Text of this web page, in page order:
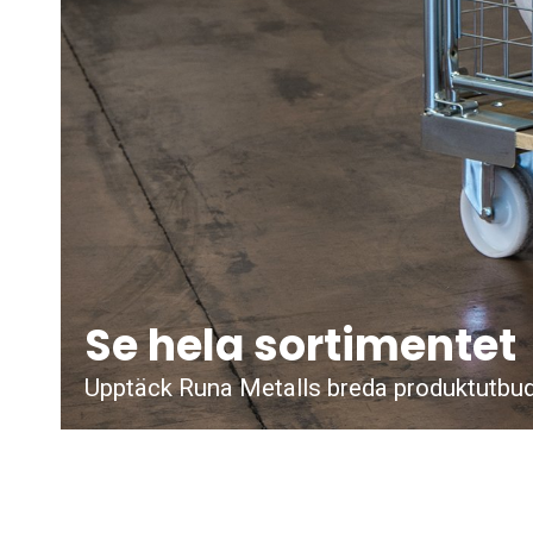
Se hela sortimentet
Upptäck Runa Metalls breda